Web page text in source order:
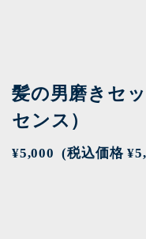
髪の男磨きセ
センス）
¥5,000 (税込価格